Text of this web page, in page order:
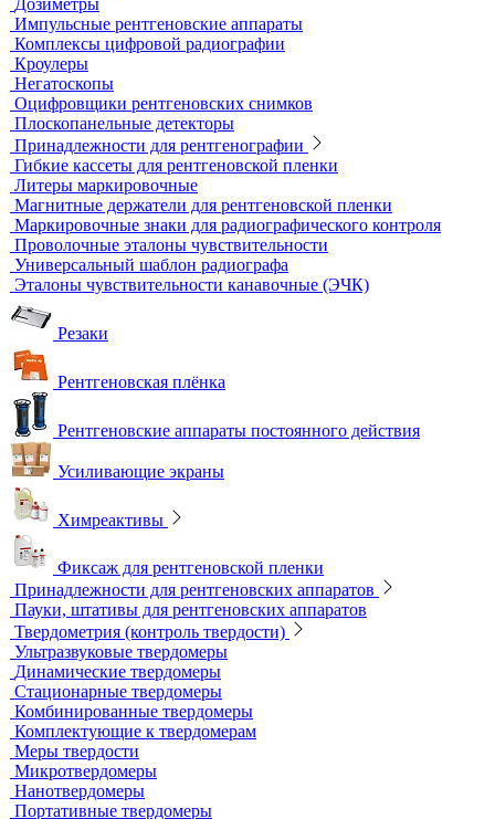
Рулетки измерительные
Секундомеры
Расходные материалы для визуального и
измерительного контроля
Динамометры
Измерительный инструмент
Радиационный контроль
Проявочные машины для рентгеновской пленки
Денситометры
Дозиметры
Импульсные рентгеновские аппараты
Комплексы цифровой радиографии
Кроулеры
Негатоскопы
Оцифровщики рентгеновских снимков
Плоскопанельные детекторы
Принадлежности для рентгенографии
Гибкие кассеты для рентгеновской пленки
Литеры маркировочные
Магнитные держатели для рентгеновской пленки
Маркировочные знаки для радиографического контроля
Проволочные эталоны чувствительности
Универсальный шаблон радиографа
Эталоны чувствительности канавочные (ЭЧК)
Резаки
Рентгеновская плёнка
Рентгеновские аппараты постоянного действия
Усиливающие экраны
Химреактивы